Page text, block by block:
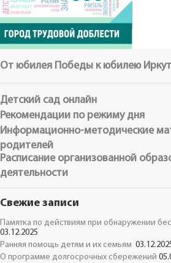
От юбилея Победы к юбилею
Детский сад онлайн
Рекомендации по режиму дня
Информационно-методические
родителей
Расписание организованной
деятельности
Свежие записи
Памятка по действиям при обнаружении
03.12.2025
Ранняя помощь детям и их семьям
О программе долгосрочных сбережений